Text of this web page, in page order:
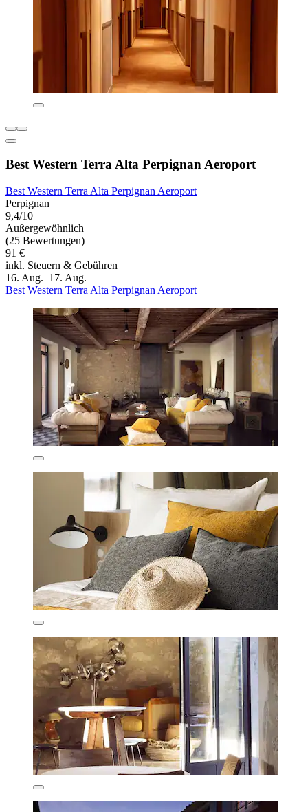
Best Western Terra Alta Perpignan Aeroport
Best Western Terra Alta Perpignan Aeroport
Perpignan
9,4/10
Außergewöhnlich
(25 Bewertungen)
91 €
inkl. Steuern & Gebühren
16. Aug.–17. Aug.
Best Western Terra Alta Perpignan Aeroport